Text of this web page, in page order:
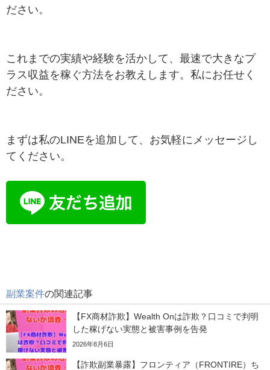
ださい。
これまでの実績や経験を活かして、最速で大きなプ
ラス収益を稼ぐ方法をお教えします。私にお任せく
ださい。
まずは私のLINEを追加して、お気軽にメッセージし
てください。
副業案件の関連記事
【FX商材詐欺】Wealth Onは詐欺？口コミで判明
した稼げない実態と被害事例を告発
2026年8月6日
【詐欺副業暴露】フロンティア（FRONTIRE）ち